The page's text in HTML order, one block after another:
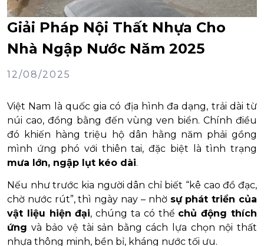
Giải Pháp Nội Thất Nhựa Cho
Nhà Ngập Nước Năm 2025
12/08/2025
Việt Nam là quốc gia có địa hình đa dạng, trải dài từ
núi cao, đồng bằng đến vùng ven biển. Chính điều
đó khiến hàng triệu hộ dân hằng năm phải gồng
mình ứng phó với thiên tai, đặc biệt là tình trạng
mưa lớn, ngập lụt kéo dài.
Nếu như trước kia người dân chỉ biết “kê cao đồ đạc,
chờ nước rút”, thì ngày nay – nhờ sự phát triển của
vật liệu hiện đại, chúng ta có thể chủ động thích
ứng và bảo vệ tài sản bằng cách lựa chọn nội thất
nhựa thông minh, bền bỉ, kháng nước tối ưu.